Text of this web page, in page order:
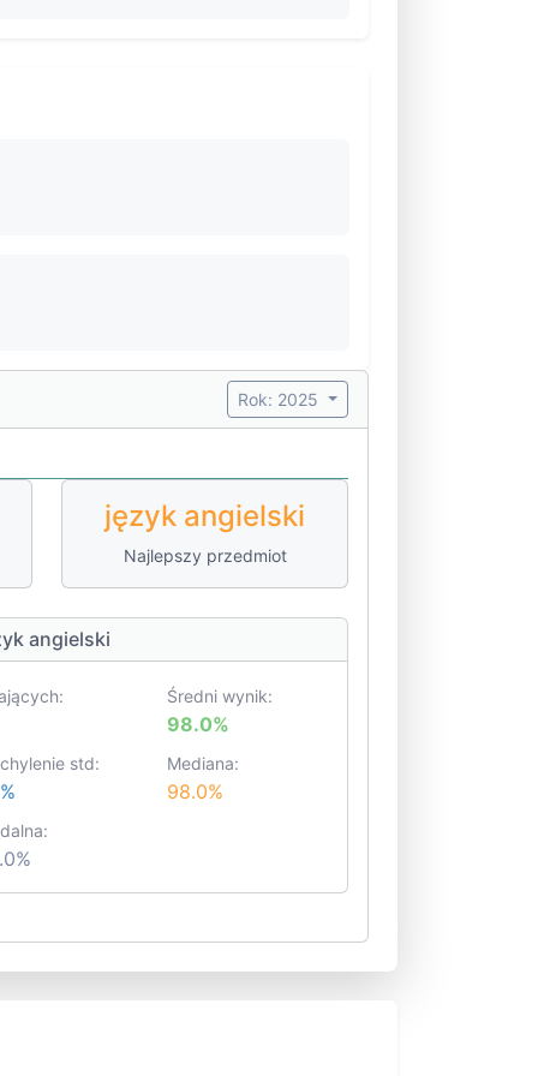
Rok: 2025
język angielski
Najlepszy przedmiot
angielski
Średni wynik:
98.0%
std: Mediana:
98.0%